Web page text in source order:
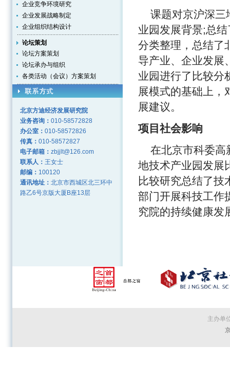
企业竞争环境研究
企业发展战略制定
企业组织结构设计
论坛策划
论坛方案策划
论坛承办与组织
各类活动（会议）方案策划
北京方迪经济发展研究院
业务咨询： 010-58572828
办公室： 010-58572826
传真： 010-58572827
电子邮箱： zbjjlt@126.com
联系人： 王女士
邮编： 100120
通讯地址： 北京市西城区北三环中
路乙6号京版大厦B座13层
课题对京沪深三
业园发展背景;总
分类整理，总结了
导产业、企业发展
业园进行了比较分
展模式的基础上，
展建议。
项目社会影响
在北京市科委高
地技术产业园发展
比较研究总结了技
部门开展科技工作
究院的持续健康发
主办单